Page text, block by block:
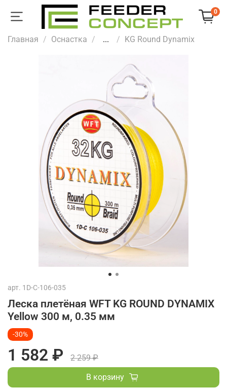
0
Главная Оснастка ... KG Round Dynamix
арт. 1D-C-106-035
Леска плетёная WFT KG ROUND DYNAMIX
Yellow 300 м, 0.35 мм
-30%
1 582 ₽
2 259 ₽
В корзину